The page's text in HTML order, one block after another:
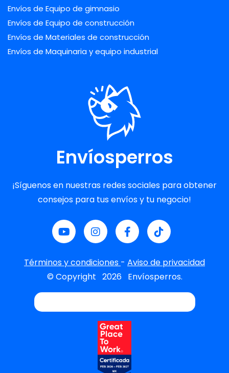
Envíos de Equipo de gimnasio
Envíos de Equipo de construcción
Envíos de Materiales de construcción
Envíos de Maquinaria y equipo industrial
Envíosperros
¡Síguenos en nuestras redes sociales para obtener
consejos para tus envíos y tu negocio!
Términos y condiciones - Aviso de privacidad
© Copyright 2026 Envíosperros.